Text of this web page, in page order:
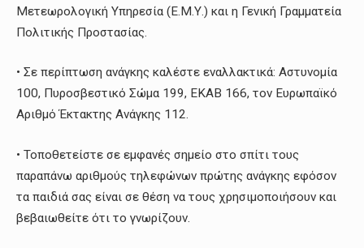
Μετεωρολογική Υπηρεσία (Ε.Μ.Υ.) και η Γενική Γραμματεία
Πολιτικής Προστασίας.
• Σε περίπτωση ανάγκης καλέστε εναλλακτικά: Αστυνομία
100, Πυροσβεστικό Σώμα 199, ΕΚΑΒ 166, τον Ευρωπαϊκό
Αριθμό Έκτακτης Ανάγκης 112.
• Τοποθετείστε σε εμφανές σημείο στο σπίτι τους
παραπάνω αριθμούς τηλεφώνων πρώτης ανάγκης εφόσον
τα παιδιά σας είναι σε θέση να τους χρησιμοποιήσουν και
βεβαιωθείτε ότι το γνωρίζουν.